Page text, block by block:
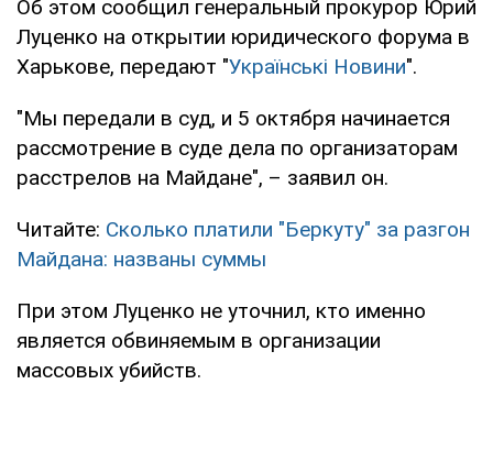
Об этом сообщил генеральный прокурор Юрий
Луценко на открытии юридического форума в
Харькове, передают "Українські Новини".
"Мы передали в суд, и 5 октября начинается
рассмотрение в суде дела по организаторам
расстрелов на Майдане", – заявил он.
Читайте: Сколько платили "Беркуту" за разгон
Майдана: названы суммы
При этом Луценко не уточнил, кто именно
является обвиняемым в организации
массовых убийств.